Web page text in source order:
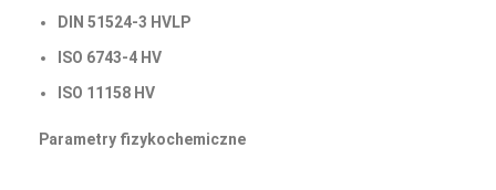
DIN 51524-3 HVLP
ISO 6743-4 HV
ISO 11158 HV
Parametry fizykochemiczne